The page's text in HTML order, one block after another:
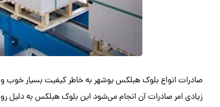
صادرات انواع بلوک هبلکس بوشهر به خاطر کیفیت بسیار خوب و
زیادی امر صادرات آن انجام می‌شود این بلوک هبلکس به دلیل